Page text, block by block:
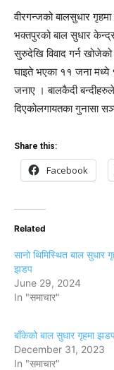
वीरगन्जको बालसुधार
भक्तपुरको बाल सुधार
सुरुदेखि विवाद गर्न
घाइते भएका ११ जना मध्ये
जनाए । बालकैदी
दिएकोलगायतका गुनासा
Share this:
Facebook
Related
सानो थिमिस्थित बाल सुधार
झडप
June 29, 2024
In "समाचार"
बाँकेको बाल सुधार गृहमा
December 31, 2023
In "समाचार"